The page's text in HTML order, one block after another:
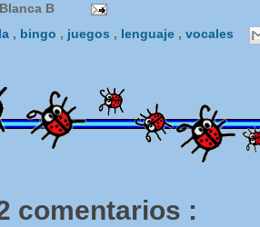
Blanca B
, bingo , juegos , lenguaje , vocales
comentarios :